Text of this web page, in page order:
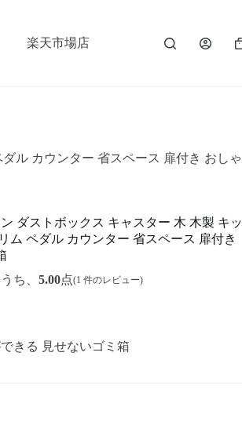
楽天市場店
ル カウンター 省スペース 扉付き おしゃ
ダストボックス キャスター 木 木製 キッ
ム ペダル カウンター 省スペース 扉付き
ち、 5.00点(1 件のレビュー)
きる 見せないゴミ箱